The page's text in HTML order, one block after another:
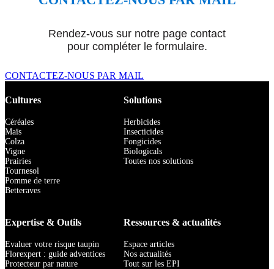
Rendez-vous sur notre page contact
pour compléter le formulaire.
CONTACTEZ-NOUS PAR MAIL
Cultures
Céréales
Maïs
Colza
Vigne
Prairies
Tournesol
Pomme de terre
Betteraves
Solutions
Herbicides
Insecticides
Fongicides
Biologicals
Toutes nos solutions
Expertise & Outils
Evaluer votre risque taupin
Florexpert : guide adventices
Protecteur par nature
Ressources & actualités
Espace articles
Nos actualités
Tout sur les EPI